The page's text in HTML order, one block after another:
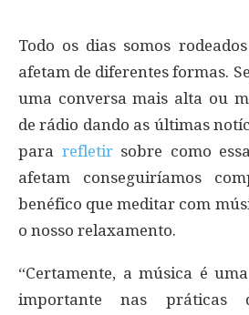
Todo os dias somos
afetam de diferentes formas.
uma conversa mais alta ou
de rádio dando as últimas
para refletirsobre como
afetam conseguiríamos
benéfico que meditar com
o nosso relaxamento.
“Certamente, a música é
importante nas práticas